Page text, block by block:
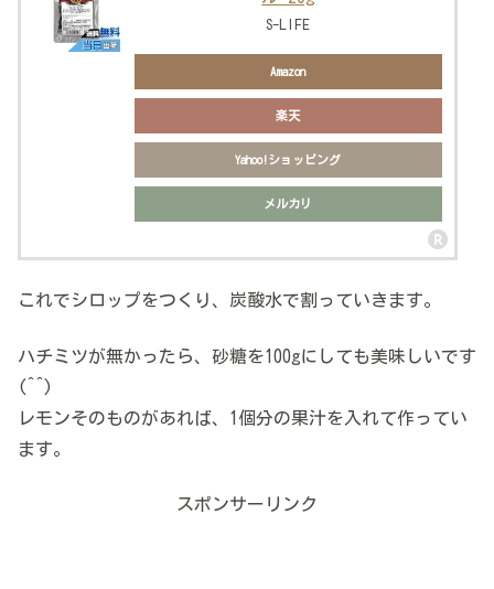
S-LIFE
Amazon
楽天
Yahoo!ショッピング
メルカリ
これでシロップをつくり、炭酸水で割っていきます。
ハチミツが無かったら、砂糖を100gにしても美味しいです
(^^)
レモンそのものがあれば、1個分の果汁を入れて作ってい
ます。
スポンサーリンク